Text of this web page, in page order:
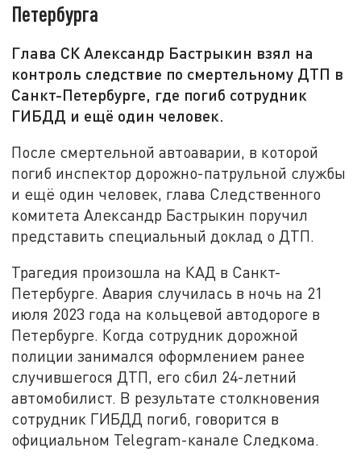
Петербурга
Глава СК Александр Бастрыкин взял на
контроль следствие по смертельному ДТП в
Санкт-Петербурге, где погиб сотрудник
ГИБДД и ещё один человек.
После смертельной автоаварии, в которой
погиб инспектор дорожно-патрульной службы
и ещё один человек, глава Следственного
комитета Александр Бастрыкин поручил
представить специальный доклад о ДТП.
Трагедия произошла на КАД в Санкт-
Петербурге. Авария случилась в ночь на 21
июля 2023 года на кольцевой автодороге в
Петербурге. Когда сотрудник дорожной
полиции занимался оформлением ранее
случившегося ДТП, его сбил 24-летний
автомобилист. В результате столкновения
сотрудник ГИБДД погиб, говорится в
официальном Telegram-канале Следкома.